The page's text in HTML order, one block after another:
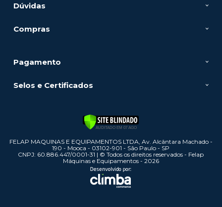
Dúvidas
Compras
Pagamento
Selos e Certificados
FELAP MAQUINAS E EQUIPAMENTOS LTDA, Av. Alcântara Machado -
190 - Mooca - 03102-901 - São Paulo - SP
CNPJ: 60.886.447/0001-31 | © Todos os direitos reservados - Felap
Máquinas e Equipamentos - 2026